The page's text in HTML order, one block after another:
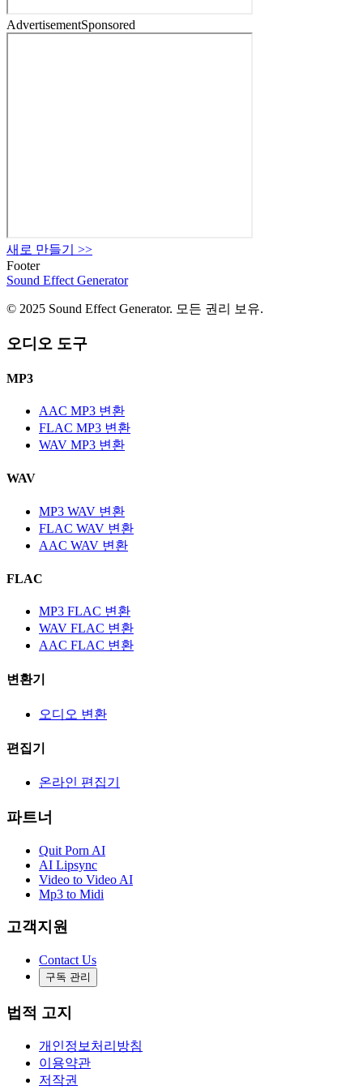
AdvertisementSponsored
새로 만들기
>>
Footer
Sound Effect Generator
© 2025 Sound Effect Generator. 모든 권리 보유.
오디오 도구
MP3
AAC MP3 변환
FLAC MP3 변환
WAV MP3 변환
WAV
MP3 WAV 변환
FLAC WAV 변환
AAC WAV 변환
FLAC
MP3 FLAC 변환
WAV FLAC 변환
AAC FLAC 변환
변환기
오디오 변환
편집기
온라인 편집기
파트너
Quit Porn AI
AI Lipsync
Video to Video AI
Mp3 to Midi
고객지원
Contact Us
구독 관리
법적 고지
개인정보처리방침
이용약관
저작권